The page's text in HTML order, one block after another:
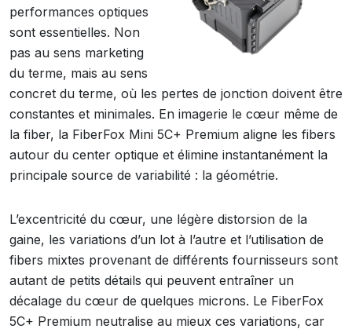
performances optiques
sont essentielles. Non
pas au sens marketing
du terme, mais au sens
concret du terme, où les pertes de jonction doivent être
constantes et minimales. En imagerie le cœur même de
la fiber, la FiberFox Mini 5C+ Premium aligne les fibers
autour du center optique et élimine instantanément la
principale source de variabilité : la géométrie.
L’excentricité du cœur, une légère distorsion de la
gaine, les variations d’un lot à l’autre et l’utilisation de
fibers mixtes provenant de différents fournisseurs sont
autant de petits détails qui peuvent entraîner un
décalage du cœur de quelques microns. Le FiberFox
5C+ Premium neutralise au mieux ces variations, car